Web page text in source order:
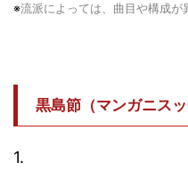
※流派によっては、曲目や構成が
黒島節（マンガニスッ
1.